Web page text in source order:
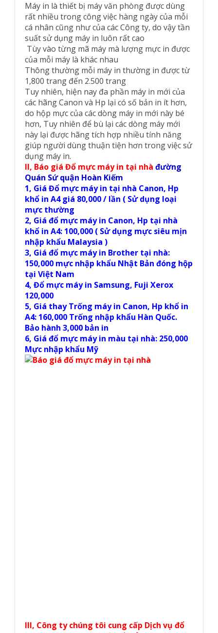
Máy in là thiết bị máy văn phòng được dùng
rất nhiều trong công việc hàng ngày của mỗi
cá nhân cũng như của các Công ty, do vậy tần
suất sử dụng máy in luôn rất cao
Tùy vào từng mã máy mà lượng mực in được
của mỗi máy là khác nhau
Thông thường mỗi máy in thường in được từ
1,800 trang đến 2.500 trang
Tuy nhiên, hiện nay đa phần máy in mới của
các hãng Canon và Hp lại có số bản in ít hơn,
do hộp mực của các dòng máy in mới này bé
hơn, Tuy nhiên để bù lại các dòng máy mới
này lại được hãng tích hợp nhiều tính năng
giúp người dùng thuận tiện hơn trong việc sử
dụng máy in.
II, Báo giá Đổ mực máy in tại nhà đường
Quán Sứ quận Hoàn Kiếm
1, Giá Đổ mực máy in tại nhà Canon, Hp
khổ in A4 giá 80,000 / lần ( Sử dụng loại
mực thường
2, Giá đổ mực máy in Canon, Hp tại nhà
khổ in A4: 100,000 ( Sử dụng mực siêu mịn
nhập khẩu Malaysia )
3, Giá đổ mực máy in Brother tại nhà:
150,000 mực nhập khẩu Nhật Bản đóng hộp
tại Việt Nam
4, Đổ mực máy in Samsung, Fuji Xerox
120,000
5, Giá thay Trống máy in Canon, Hp khổ in
A4: 160,000 Trống nhập khẩu Hàn Quốc.
Bảo hành 3,000 bản in
6, Giá đổ mực máy in màu tại nhà: 250,000
Mực nhập khẩu Mỹ
III, Công ty chúng tôi cung cấp Dịch vụ đổ